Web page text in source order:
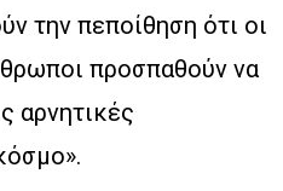
την πεποίθηση ότι οι
προσπαθούν να
αρνητικές